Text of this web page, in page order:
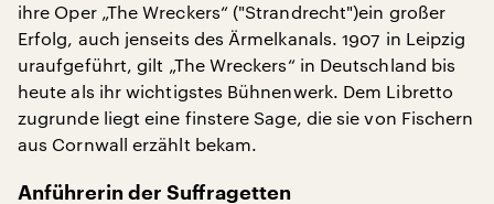
ihre Oper „The Wreckers“ ("Strandrecht")ein großer
Erfolg, auch jenseits des Ärmelkanals. 1907 in Leipzig
uraufgeführt, gilt „The Wreckers“ in Deutschland bis
heute als ihr wichtigstes Bühnenwerk. Dem Libretto
zugrunde liegt eine finstere Sage, die sie von Fischern
aus Cornwall erzählt bekam.
Anführerin der Suffragetten